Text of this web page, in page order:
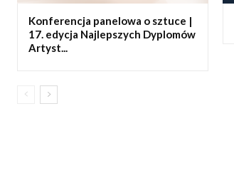
Konferencja panelowa o sztuce |
17. edycja Najlepszych Dyplomów
Artyst...